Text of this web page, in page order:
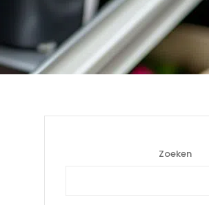
Zoeken